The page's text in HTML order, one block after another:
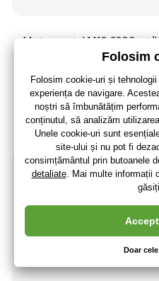
Motor castel 1410 3800rot/V
+ 180 puncte
Expediere in 48 de ore(La
-3%